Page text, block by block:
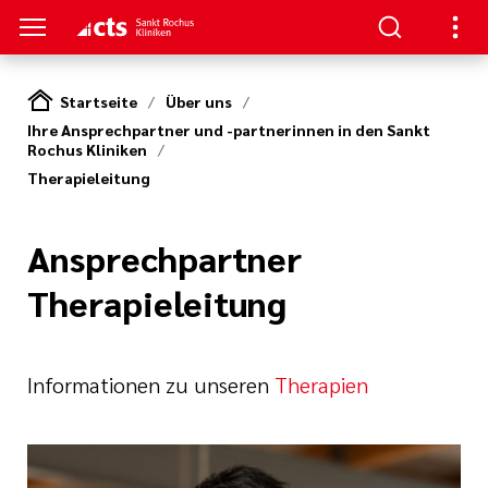
& GÄSTE
bei uns
Fragen)
und
und Seele
Studien
und
Werte
Kiosk
Startseite
Über uns
Ihre Ansprechpartner und -partnerinnen in den Sankt
Rochus Kliniken
Therapieleitung
Ansprechpartner
Therapieleitung
Informationen zu unseren Therapien